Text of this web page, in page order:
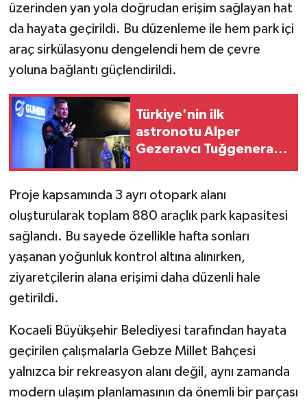
üzerinden yan yola doğrudan erişim sağlayan hat
da hayata geçirildi. Bu düzenleme ile hem park içi
araç sirkülasyonu dengelendi hem de çevre
yoluna bağlantı güçlendirildi.
Türkiye'nin ilk
astronotu Alper
Gezeravcı Tuğgeneral
Proje kapsamında 3 ayrı otopark alanı
oluşturularak toplam 880 araçlık park kapasitesi
sağlandı. Bu sayede özellikle hafta sonları
yaşanan yoğunluk kontrol altına alınırken,
ziyaretçilerin alana erişimi daha düzenli hale
getirildi.
Kocaeli Büyükşehir Belediyesi tarafından hayata
geçirilen çalışmalarla Gebze Millet Bahçesi
yalnızca bir rekreasyon alanı değil, aynı zamanda
modern ulaşım planlamasının da önemli bir parçası